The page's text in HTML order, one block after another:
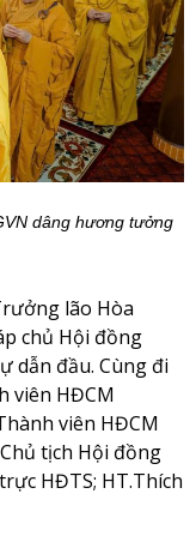
dâng hương tưởng
lão Hòa
chủ Hội đồng
dẫn đầu. Cùng đi
viên HĐCM
viên HĐCM
tịch Hội đồng
HĐTS; HT.Thích